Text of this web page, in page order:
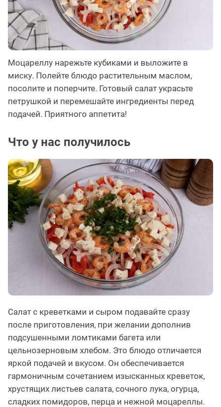
Моцареллу нарежьте кубиками и выложите в
миску. Полейте блюдо растительным маслом,
посолите и поперчите. Готовый салат украсьте
петрушкой и перемешайте ингредиенты перед
подачей. Приятного аппетита!
Что у нас получилось
Салат с креветками и сыром подавайте сразу
после приготовления, при желании дополнив
подсушенными ломтиками багета или
цельнозерновым хлебом. Это блюдо отличается
яркой подачей и вкусом. Он обеспечивается
гармоничным сочетанием изысканных креветок,
хрустящих листьев салата, сочного лука, огурца,
сладких помидоров, перца и нежной моцареллы.